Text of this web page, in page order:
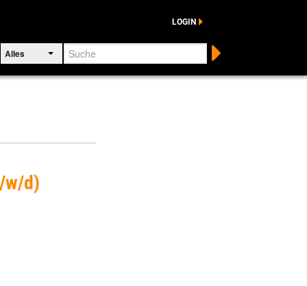
LOGIN
Alles Suche
w/d)